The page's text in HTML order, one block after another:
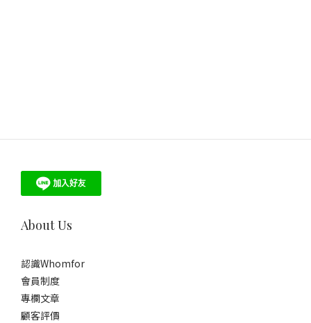
About Us
認識Whomfor
會員制度
專欄文章
顧客評價